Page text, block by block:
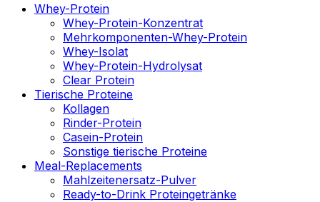
Whey-Protein
Whey-Protein-Konzentrat
Mehrkomponenten-Whey-Protein
Whey-Isolat
Whey-Protein-Hydrolysat
Clear Protein
Tierische Proteine
Kollagen
Rinder-Protein
Casein-Protein
Sonstige tierische Proteine
Meal-Replacements
Mahlzeitenersatz-Pulver
Ready-to-Drink Proteingetränke